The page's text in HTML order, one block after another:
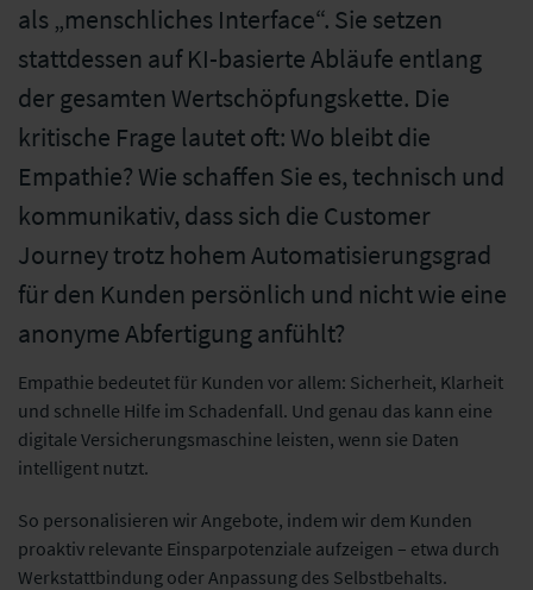
als „menschliches Interface“. Sie setzen
stattdessen auf KI-basierte Abläufe entlang
der gesamten Wertschöpfungskette. Die
kritische Frage lautet oft: Wo bleibt die
Empathie? Wie schaffen Sie es, technisch und
kommunikativ, dass sich die Customer
Journey trotz hohem Automatisierungsgrad
für den Kunden persönlich und nicht wie eine
anonyme Abfertigung anfühlt?
Empathie bedeutet für Kunden vor allem: Sicherheit, Klarheit
und schnelle Hilfe im Schadenfall. Und genau das kann eine
digitale Versicherungsmaschine leisten, wenn sie Daten
intelligent nutzt.
So personalisieren wir Angebote, indem wir dem Kunden
proaktiv relevante Einsparpotenziale aufzeigen – etwa durch
Werkstattbindung oder Anpassung des Selbstbehalts.